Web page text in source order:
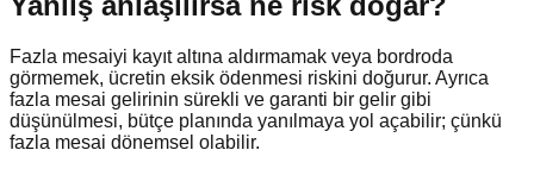
Fazla mesaiyi kayıt altına aldırmamak veya bordroda
görmemek, ücretin eksik ödenmesi riskini doğurur. Ayrıca
fazla mesai gelirinin sürekli ve garanti bir gelir gibi
düşünülmesi, bütçe planında yanılmaya yol açabilir; çünkü
fazla mesai dönemsel olabilir.